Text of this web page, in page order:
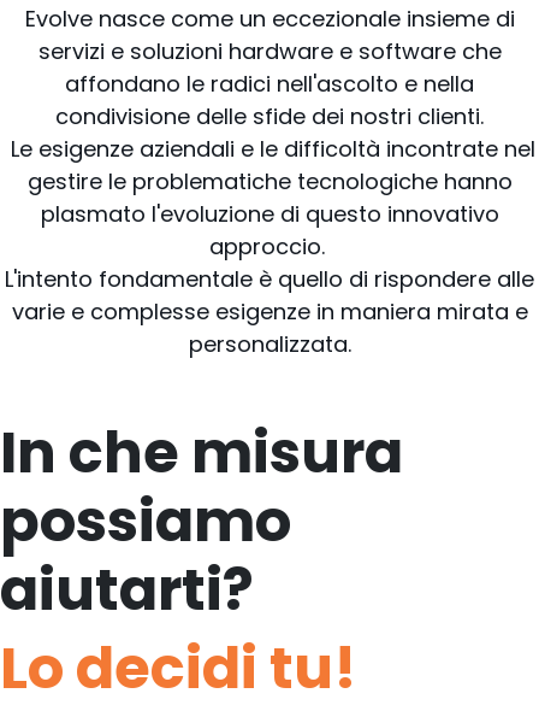
Evolve nasce come un eccezionale insieme di
servizi e soluzioni hardware e software che
affondano le radici nell'ascolto e nella
condivisione delle sfide dei nostri clienti.
Le esigenze aziendali e le difficoltà incontrate nel
gestire le problematiche tecnologiche hanno
plasmato l'evoluzione di questo innovativo
approccio.
L'intento fondamentale è quello di rispondere alle
varie e complesse esigenze in maniera mirata e
personalizzata.
In che misura
possiamo
aiutarti?
Lo decidi tu!